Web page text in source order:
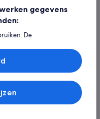
Group. Alle rechten
logo zijn handelsmerken of
gegevens
De
en/of openen.
content, advertentie-
en